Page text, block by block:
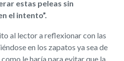
estas peleas sin
el intento”.
al lector a reflexionar con las
en los zapatos ya sea de
como le haría para evitar que la